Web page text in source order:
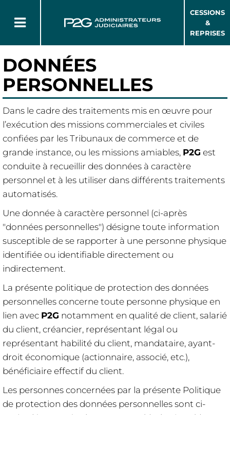
CESSIONS
&
REPRISES
DONNÉES
PERSONNELLES
Dans le cadre des traitements mis en œuvre pour
l’exécution des missions commerciales et civiles
confiées par les Tribunaux de commerce et de
grande instance, ou les missions amiables, P2G est
conduite à recueillir des données à caractère
personnel et à les utiliser dans différents traitements
automatisés.
Une donnée à caractère personnel (ci-après
"données personnelles") désigne toute information
susceptible de se rapporter à une personne physique
identifiée ou identifiable directement ou
indirectement.
La présente politique de protection des données
personnelles concerne toute personne physique en
lien avec P2G notamment en qualité de client, salarié
du client, créancier, représentant légal ou
représentant habilité du client, mandataire, ayant-
droit économique (actionnaire, associé, etc.),
bénéficiaire effectif du client.
Les personnes concernées par la présente Politique
de protection des données personnelles sont ci-
après dénommées les "Personne(s) Physique(s)".